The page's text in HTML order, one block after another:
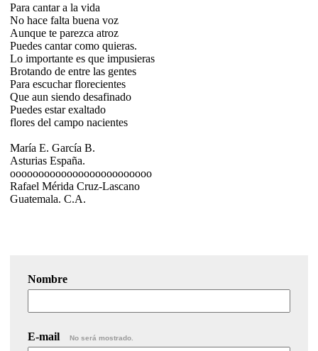
Para cantar a la vida
No hace falta buena voz
Aunque te parezca atroz
Puedes cantar como quieras.
Lo importante es que impusieras
Brotando de entre las gentes
Para escuchar florecientes
Que aun siendo desafinado
Puedes estar exaltado
flores del campo nacientes
María E. García B.
Asturias España.
ooooooooooooooooooooooooo
Rafael Mérida Cruz-Lascano
Guatemala. C.A.
Nombre
E-mail No será mostrado.